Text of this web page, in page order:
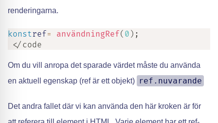
renderingarna.
konstref= användningRef( 0 ) ;
</code
Om du vill anropa det sparade värdet måste du använda
en aktuell egenskap (ref är ett objekt) ref.nuvarande
Det andra fallet där vi kan använda den här kroken är för